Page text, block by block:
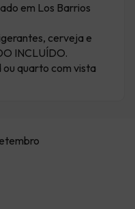
em Los Barrios
cerveja e
INCLUÍDO.
quarto com vista